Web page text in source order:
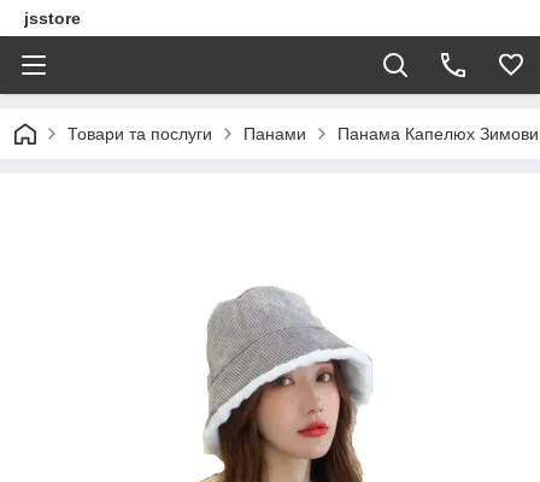
jsstore
Товари та послуги Панами Панама Капелюх